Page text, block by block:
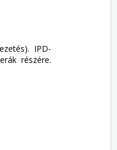
IPD-
részére.